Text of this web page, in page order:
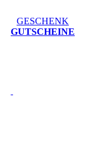
GESCHENK
GUTSCHEINE